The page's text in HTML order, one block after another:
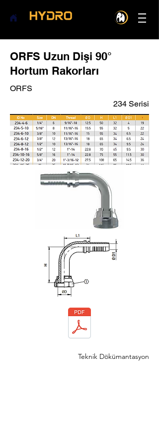
ORFS Uzun Dişi 90°
Hortum Rakorları
ORFS
234 Serisi
Teknik Dökümantasyon